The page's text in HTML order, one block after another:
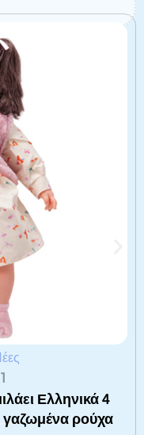
Ελληνικά 4
γαζωμένα ρούχα